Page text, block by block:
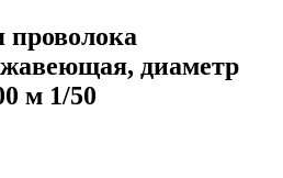
диаметр
м 1/50